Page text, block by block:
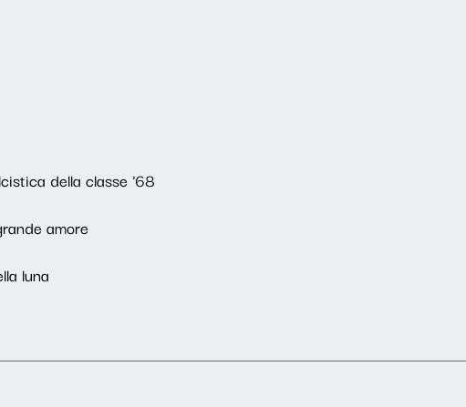
della classe '68
amore
luna